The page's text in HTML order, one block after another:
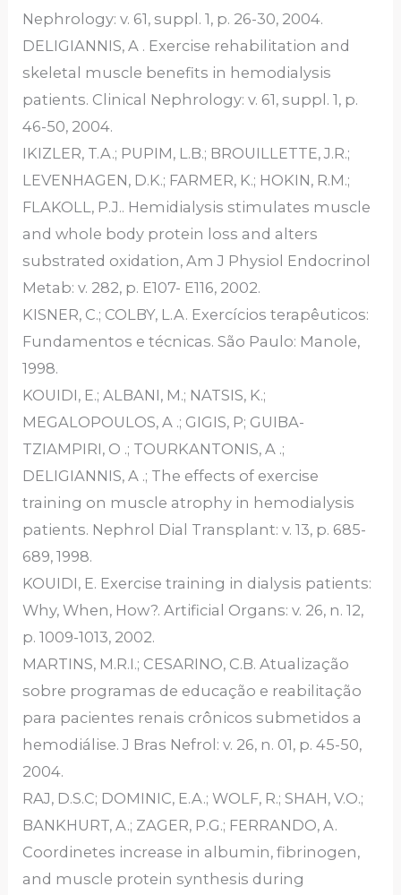
Nephrology: v. 61, suppl. 1, p. 26-30, 2004.
DELIGIANNIS, A . Exercise rehabilitation and
skeletal muscle benefits in hemodialysis
patients. Clinical Nephrology: v. 61, suppl. 1, p.
46-50, 2004.
IKIZLER, T.A.; PUPIM, L.B.; BROUILLETTE, J.R.;
LEVENHAGEN, D.K.; FARMER, K.; HOKIN, R.M.;
FLAKOLL, P.J.. Hemidialysis stimulates muscle
and whole body protein loss and alters
substrated oxidation, Am J Physiol Endocrinol
Metab: v. 282, p. E107- E116, 2002.
KISNER, C.; COLBY, L.A. Exercícios terapêuticos:
Fundamentos e técnicas. São Paulo: Manole,
1998.
KOUIDI, E.; ALBANI, M.; NATSIS, K.;
MEGALOPOULOS, A .; GIGIS, P; GUIBA-
TZIAMPIRI, O .; TOURKANTONIS, A .;
DELIGIANNIS, A .; The effects of exercise
training on muscle atrophy in hemodialysis
patients. Nephrol Dial Transplant: v. 13, p. 685-
689, 1998.
KOUIDI, E. Exercise training in dialysis patients:
Why, When, How?. Artificial Organs: v. 26, n. 12,
p. 1009-1013, 2002.
MARTINS, M.R.I.; CESARINO, C.B. Atualização
sobre programas de educação e reabilitação
para pacientes renais crônicos submetidos a
hemodiálise. J Bras Nefrol: v. 26, n. 01, p. 45-50,
2004.
RAJ, D.S.C; DOMINIC, E.A.; WOLF, R.; SHAH, V.O.;
BANKHURT, A.; ZAGER, P.G.; FERRANDO, A.
Coordinetes increase in albumin, fibrinogen,
and muscle protein synthesis during